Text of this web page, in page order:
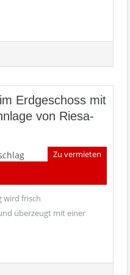
Erdgeschoss mit
von Riesa-
Zu vermieten
wird frisch
überzeugt mit einer